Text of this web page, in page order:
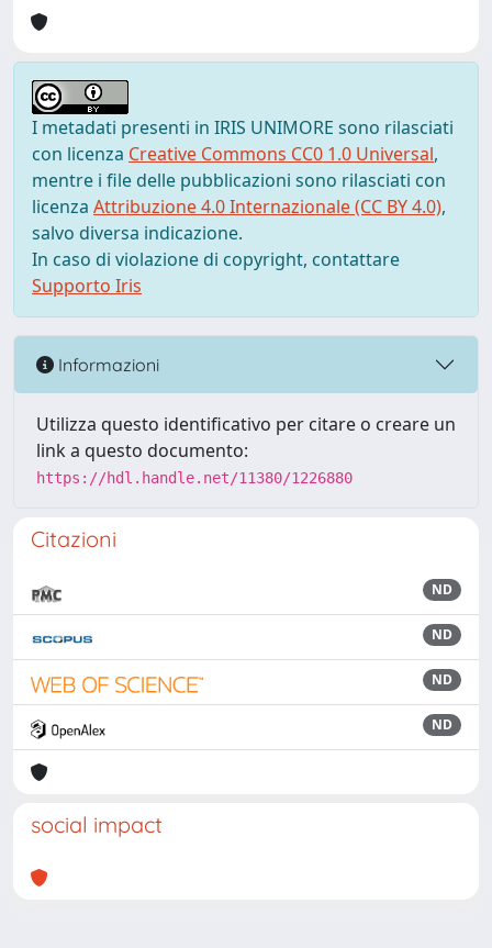
I metadati presenti in IRIS UNIMORE sono rilasciati
con licenza Creative Commons CC0 1.0 Universal,
mentre i file delle pubblicazioni sono rilasciati con
licenza Attribuzione 4.0 Internazionale (CC BY 4.0),
salvo diversa indicazione.
In caso di violazione di copyright, contattare
Supporto Iris
Informazioni
Utilizza questo identificativo per citare o creare un
link a questo documento:
https://hdl.handle.net/11380/1226880
Citazioni
ND
ND
ND
ND
social impact